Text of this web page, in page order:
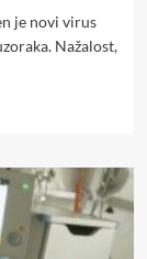
je novi virus
Nažalost,